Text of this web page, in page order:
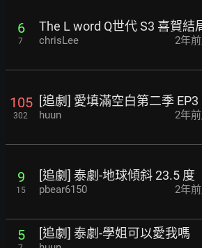
6
7
The L word Q世代 S3 喜賀結
chrisLee 2年前
105
302
[追劇] 愛填滿空白第二季 EP3
huun 2年前
9
15
[追劇] 泰劇-地球傾斜 23.5 度
pbear6150 2年前
5 [追劇] 泰劇-學姐可以愛我嗎